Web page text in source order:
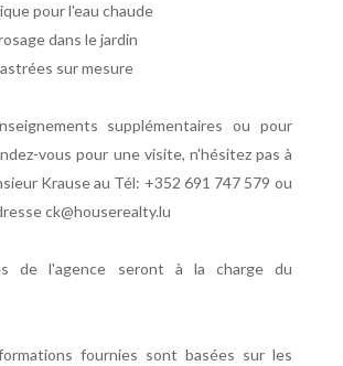
pour l'eau chaude
dans le jardin
sur mesure
supplémentaires ou pour
vous pour une visite, n'hésitez pas à
Krause au Tél: +352 691 747 579 ou
ck@houserealty.lu
de l'agence seront à la charge du
fournies sont basées sur les